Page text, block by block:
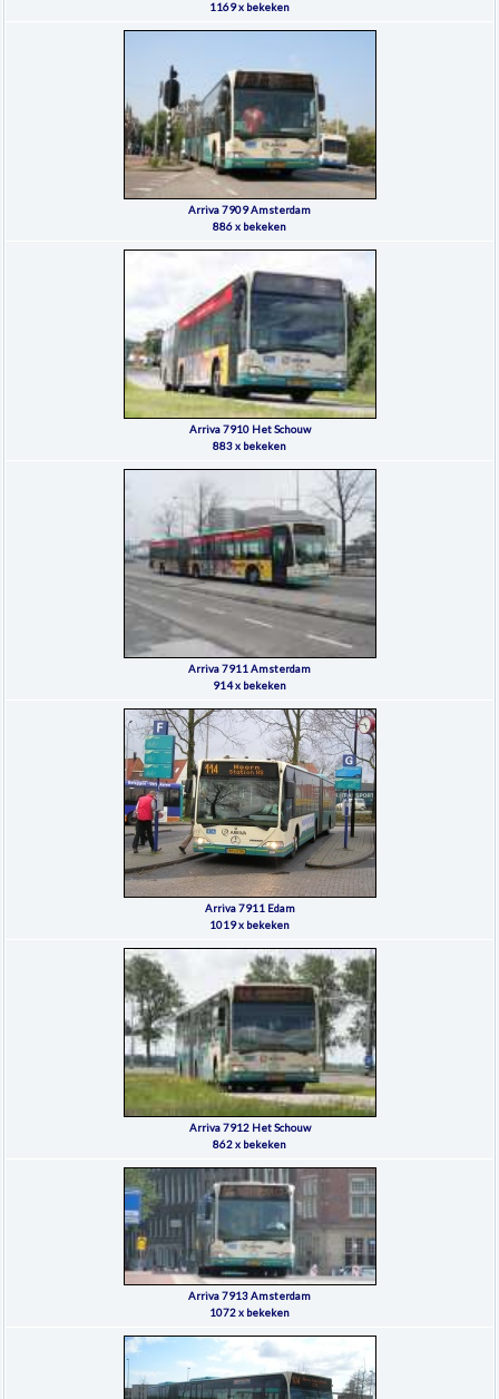
1169 x bekeken
Arriva 7909 Amsterdam
886 x bekeken
Arriva 7910 Het Schouw
883 x bekeken
Arriva 7911 Amsterdam
914 x bekeken
Arriva 7911 Edam
1019 x bekeken
Arriva 7912 Het Schouw
862 x bekeken
Arriva 7913 Amsterdam
1072 x bekeken